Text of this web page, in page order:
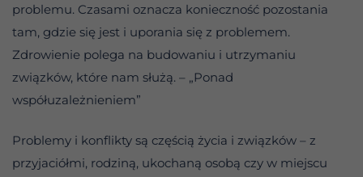
problemu. Czasami oznacza konieczność pozostania
tam, gdzie się jest i uporania się z problemem.
Zdrowienie polega na budowaniu i utrzymaniu
związków, które nam służą. – „Ponad
współuzależnieniem”
Problemy i konflikty są częścią życia i związków – z
przyjaciółmi, rodziną, ukochaną osobą czy w miejscu